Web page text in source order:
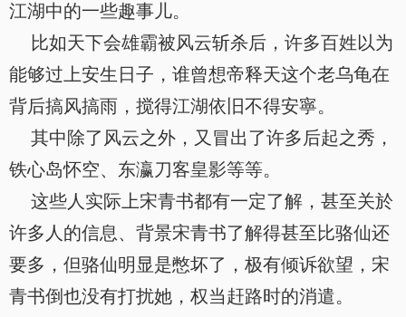
江湖中的一些趣事儿。
比如天下会雄霸被风云斩杀后，许多百姓以为
能够过上安生日子，谁曾想帝释天这个老乌龟在
背后搞风搞雨，搅得江湖依旧不得安寧。
其中除了风云之外，又冒出了许多后起之秀，
铁心岛怀空、东瀛刀客皇影等等。
这些人实际上宋青书都有一定了解，甚至关於
许多人的信息、背景宋青书了解得甚至比骆仙还
要多，但骆仙明显是憋坏了，极有倾诉欲望，宋
青书倒也没有打扰她，权当赶路时的消遣。